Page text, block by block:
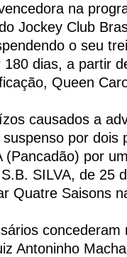
na
Jockey Club
o seu
180 dias, a partir
Queen
causados a
suspenso por dois
(Pancadão) por
SILVA, de 25
Quatre Saisons
Antoninho